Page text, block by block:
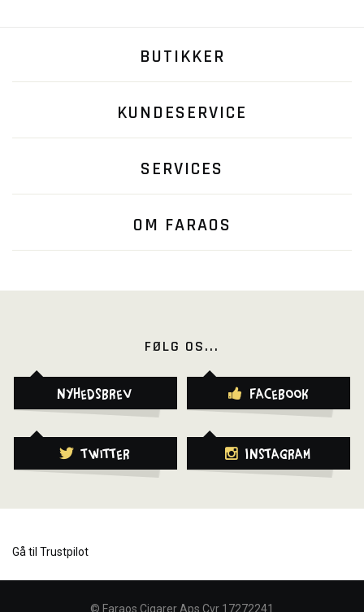
BUTIKKER
KUNDESERVICE
SERVICES
OM FARAOS
FØLG OS...
Nyhedsbrev Facebook
Twitter Instagram
Gå til Trustpilot
© Faraos Cigarer Aps Cvr 17272241